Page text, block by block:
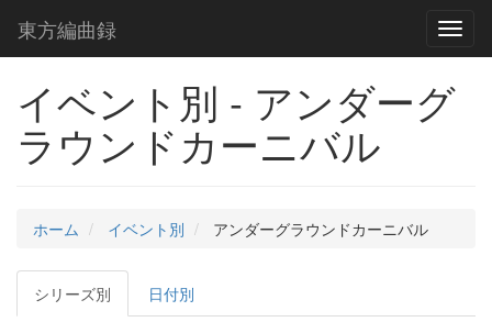
東方編曲録
イベント別 - アンダーグ
ラウンドカーニバル
ホーム イベント別 アンダーグラウンドカーニバル
シリーズ別 日付別